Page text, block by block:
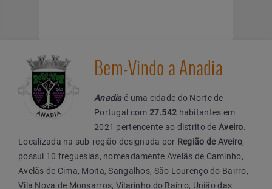
Bem-Vindo a Anadia
Anadiaé uma cidade do Norte de
Portugal com 27.542 habitantes em
2021 pertencente ao distrito de Aveiro.
Localizada na sub-região designada por Região de Aveiro,
possui 10 freguesias, nomeadamente Avelãs de Caminho,
Avelãs de Cima, Moita, Sangalhos, São Lourenço do Bairro,
Vila Nova de Monsarros, Vilarinho do Bairro, União das